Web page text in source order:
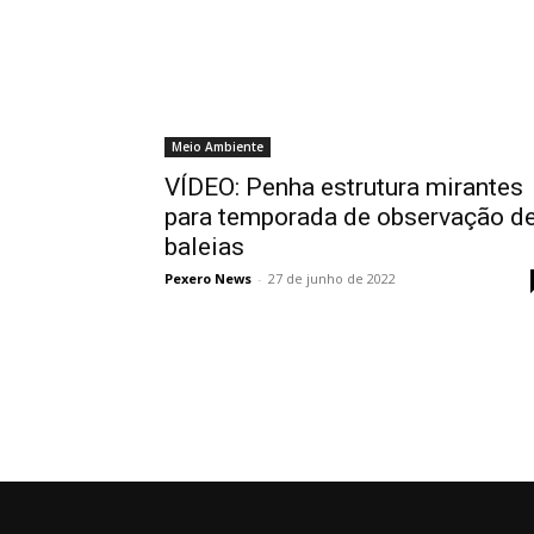
Meio Ambiente
VÍDEO: Penha estrutura mirantes
para temporada de observação
baleias
Pexero News - 27 de junho de 2022